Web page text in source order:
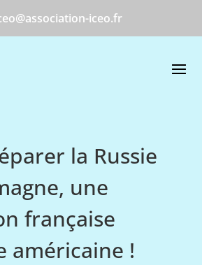
iceo.fr
la Russie
une
française
américaine !